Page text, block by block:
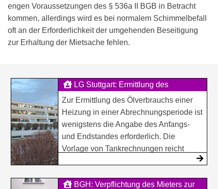
engen Voraussetzungen des § 536a II BGB in Betracht
kommen, allerdings wird es bei normalem Schimmelbefall
oft an der Erforderlichkeit der umgehenden Beseitigung
zur Erhaltung der Mietsache fehlen.
LG Stuttgart: Ermittlung des
Heizkostenverbrauchs bei Ölheiz...
Zur Ermittlung des Ölverbrauchs einer
Heizung in einer Abrechnungsperiode ist
wenigstens die Angabe des Anfangs-
und Endstandes erforderlich. Die
Vorlage von Tankrechnungen reicht
BGH: Verpflichtung des Mieters zur